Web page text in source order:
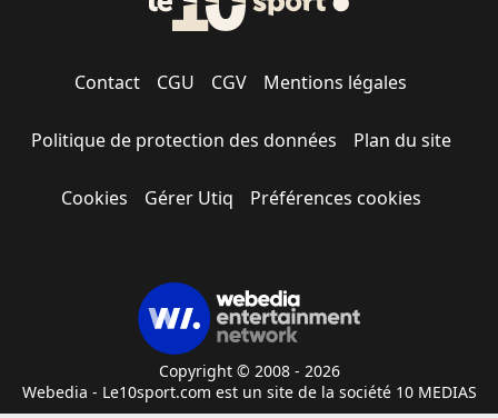
Contact CGU CGV Mentions légales
Politique de protection des données Plan du site
Cookies Gérer Utiq Préférences cookies
Copyright © 2008 - 2026
Webedia - Le10sport.com est un site de la société 10 MEDIAS